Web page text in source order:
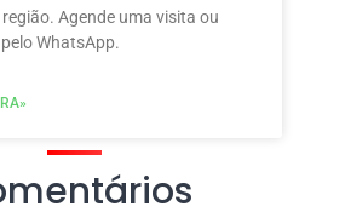
Agende uma visita ou
WhatsApp.